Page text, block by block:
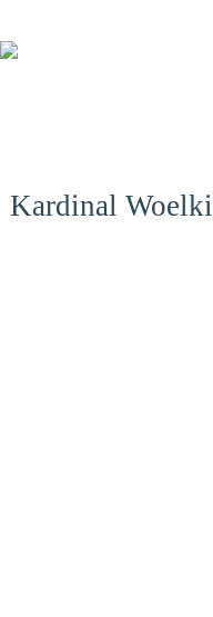
Kardinal Woelki